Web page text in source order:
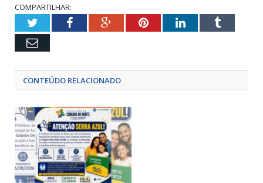
COMPARTILHAR:
TwitterFacebookGoogle+PinterestLinkedInTumblr
Email
CONTEÚDO RELACIONADO